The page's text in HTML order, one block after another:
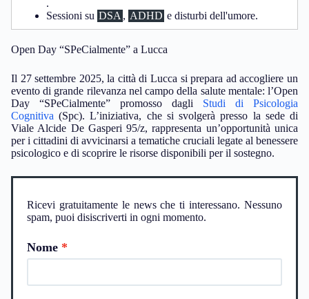
.
Sessioni su DSA , ADHD e disturbi dell'umore.
Open Day “SPeCialmente” a Lucca
Il 27 settembre 2025, la città di Lucca si prepara ad accogliere un
evento di grande rilevanza nel campo della salute mentale: l’Open
Day “SPeCialmente” promosso dagli Studi di Psicologia
Cognitiva (Spc). L’iniziativa, che si svolgerà presso la sede di
Viale Alcide De Gasperi 95/z, rappresenta un’opportunità unica
per i cittadini di avvicinarsi a tematiche cruciali legate al benessere
psicologico e di scoprire le risorse disponibili per il sostegno.
Ricevi gratuitamente le news che ti interessano. Nessuno
spam, puoi disiscriverti in ogni momento.
Nome